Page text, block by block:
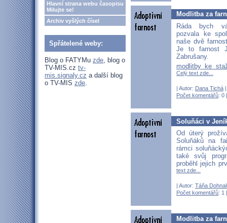
Hlavní strana webu časopisu
Milujte se!
Archiv vyšlých čísel
Spřátelené weby:
Blog o FATYMu zde, blog o
TV-MIS.cz tv-
mis.signaly.cz a další blog
o TV-MIS zde.
Modlitba za
Ráda bych
pozvala ke
naše dvě
Je to farnost
Zabrušany.
modlitby ke
Celý text zde...
| Autor: Dana Tichá
Počet komentářů: 0
Soluňáci v
Od úterý
Soluňáků na
rámci
také svůj
proběhl jejich
text zde...
| Autor: Táňa
Počet komentářů: 1
Modlitba za